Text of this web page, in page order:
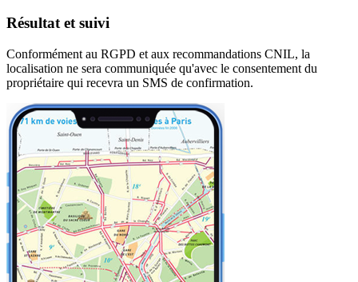
Résultat et suivi
Conformément au RGPD et aux recommandations CNIL, la
localisation ne sera communiquée qu'avec le consentement du
propriétaire qui recevra un SMS de confirmation.